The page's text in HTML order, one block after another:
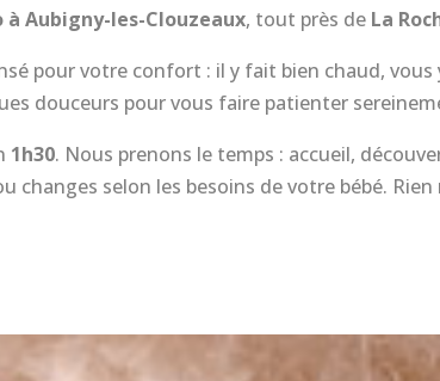
à Aubigny-les-Clouzeaux, tout près de La
pour votre confort : il y fait bien chaud,
douceurs pour vous faire patienter
1h30. Nous prenons le temps : accueil,
changes selon les besoins de votre bébé.